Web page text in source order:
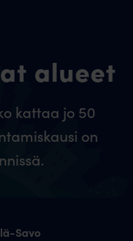
alueet
kattaa jo 50
on
Savo